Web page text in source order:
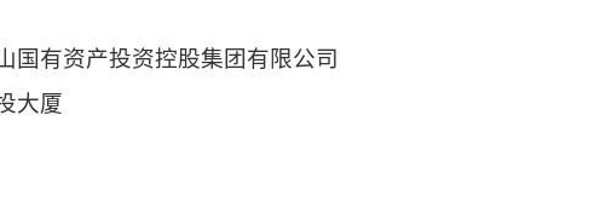
国有资产投资控股集团有限公司
大厦